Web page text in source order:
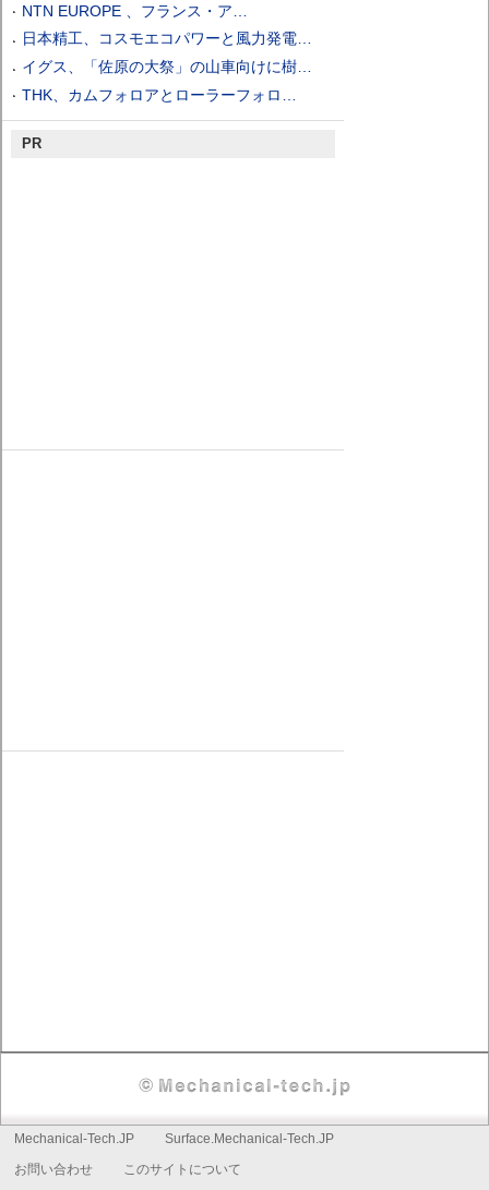
NTN EUROPE 、フランス・ア…
日本精工、コスモエコパワーと風力発電…
イグス、「佐原の大祭」の山車向けに樹…
THK、カムフォロアとローラーフォロ…
PR
フ
ッ
Mechanical-Tech.JP Surface.Mechanical-Tech.JP
セ
お問い合わせ このサイトについて